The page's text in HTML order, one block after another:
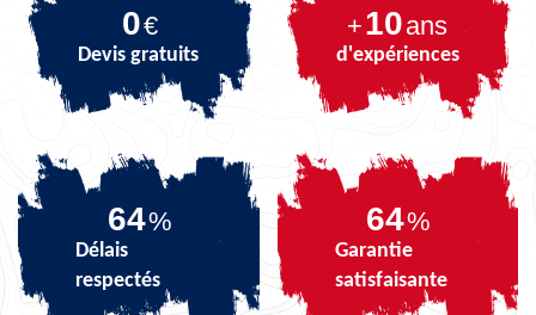
0€
Devis gratuits
+10ans
d'expériences
80%
Délais
respectés
80%
Garantie
satisfaisante